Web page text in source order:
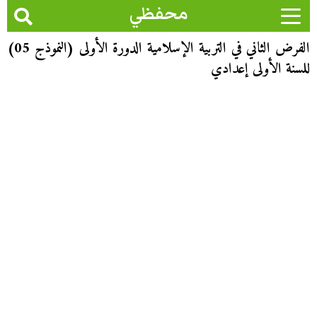
محفظي
الفرض الثاني في التربية الإسلامية الدورة الأولى (النموذج 05)
للسنة الأولى إعدادي